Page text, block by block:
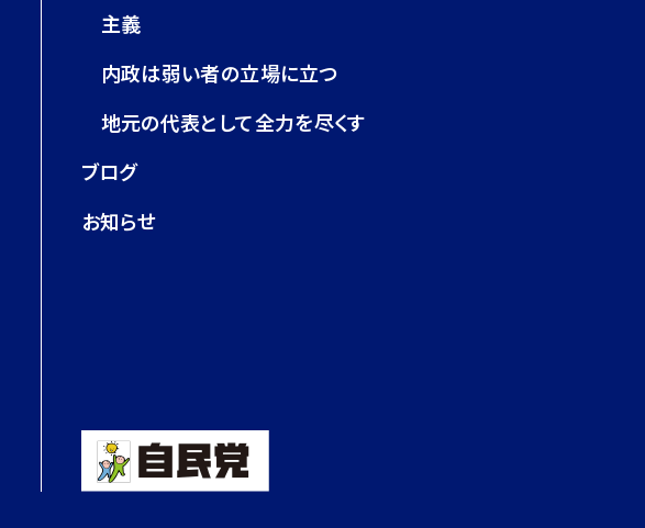
主義
内政は弱い者の立場に立つ
地元の代表として全力を尽くす
ブログ
お知らせ